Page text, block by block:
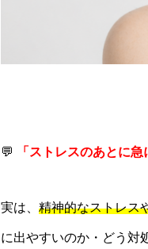
💬 「ストレスのあとに
実は、 精神的なストレス
に出やすいのか・どう対